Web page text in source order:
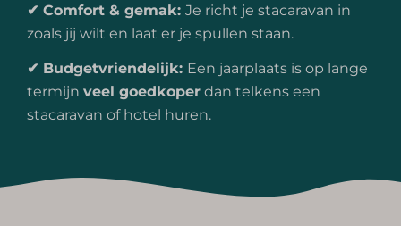
✔ Comfort & gemak:Je richt je stacaravan in
zoals jij wilt en laat er je spullen staan.
✔ Budgetvriendelijk: Een jaarplaats is op lange
termijnveel goedkoper dan telkens een
stacaravan of hotel huren.